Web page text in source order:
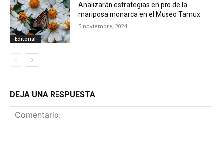
-Editorial-
Analizarán estrategias en pro de la
mariposa monarca en el Museo Tamux
5 noviembre, 2024
DEJA UNA RESPUESTA